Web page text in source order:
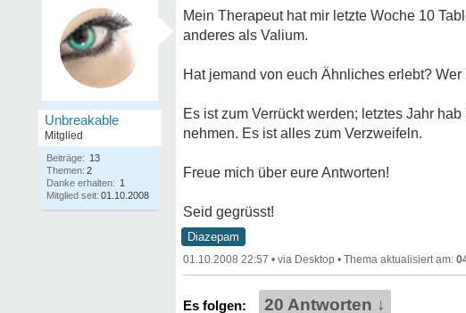
Unbreakable
Mitglied
Beiträge: 13
Themen: 2
Danke erhalten: 1
Mitglied seit: 01.10.2008
Mein Therapeut hat mir letzte Woche 10
anderes als Valium.
Hat jemand von euch Ähnliches erlebt?
Es ist zum Verrückt werden; letztes Jahr
nehmen. Es ist alles zum Verzweifeln.
Freue mich über eure Antworten!
Seid gegrüsst!
Diazepam
01.10.2008 22:57 • •
20 Antworten ↓